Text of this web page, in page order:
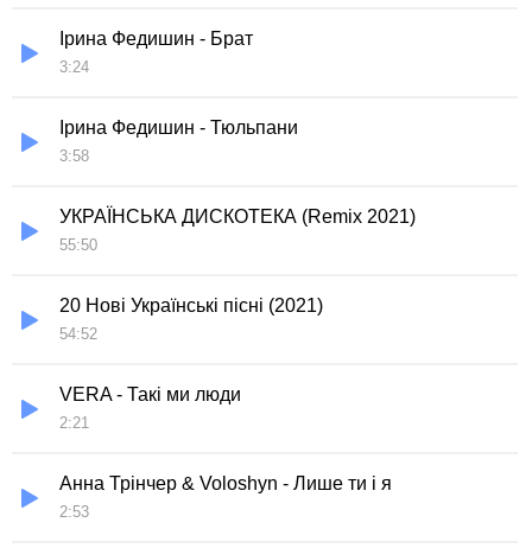
Ірина Федишин - Брат
3:24
Ірина Федишин - Тюльпани
3:58
УКРАЇНСЬКА ДИСКОТЕКА (Remix 2021)
55:50
20 Нові Українські пісні (2021)
54:52
VERA - Такi ми люди
2:21
Анна Трінчер & Voloshyn - Лише ти і я
2:53